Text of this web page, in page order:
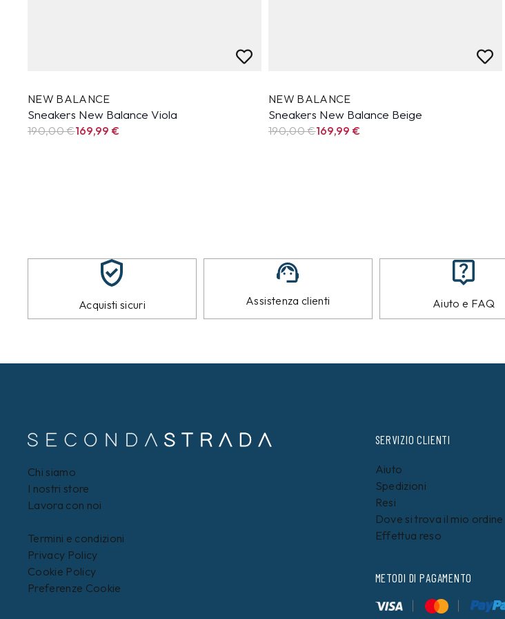
NEW BALANCE
Sneakers New Balance Viola
190,00 €169,99€
NEW BALANCE
Sneakers New Balance Beige
190,00 €169,99€
Acquisti sicuri Assistenza clienti Aiuto e FAQ
Chi siamo
I nostri store
Lavora con noi
Termini e condizioni
Privacy Policy
Cookie Policy
Preferenze Cookie
SERVIZIO CLIENTI
Aiuto
Spedizioni
Resi
Dove si trova il mio ordine
Effettua reso
METODI DI PAGAMENTO